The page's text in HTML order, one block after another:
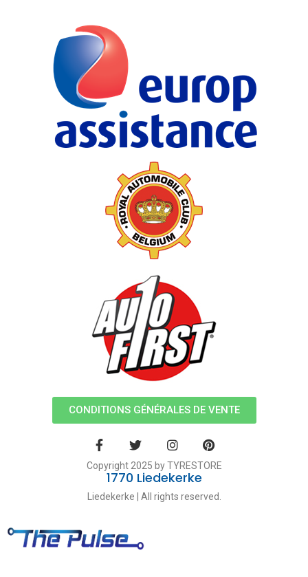
CONDITIONS GÉNÉRALES DE VENTE
Copyright 2025 by TYRESTORE
1770 Liedekerke
Liedekerke | All rights reserved.